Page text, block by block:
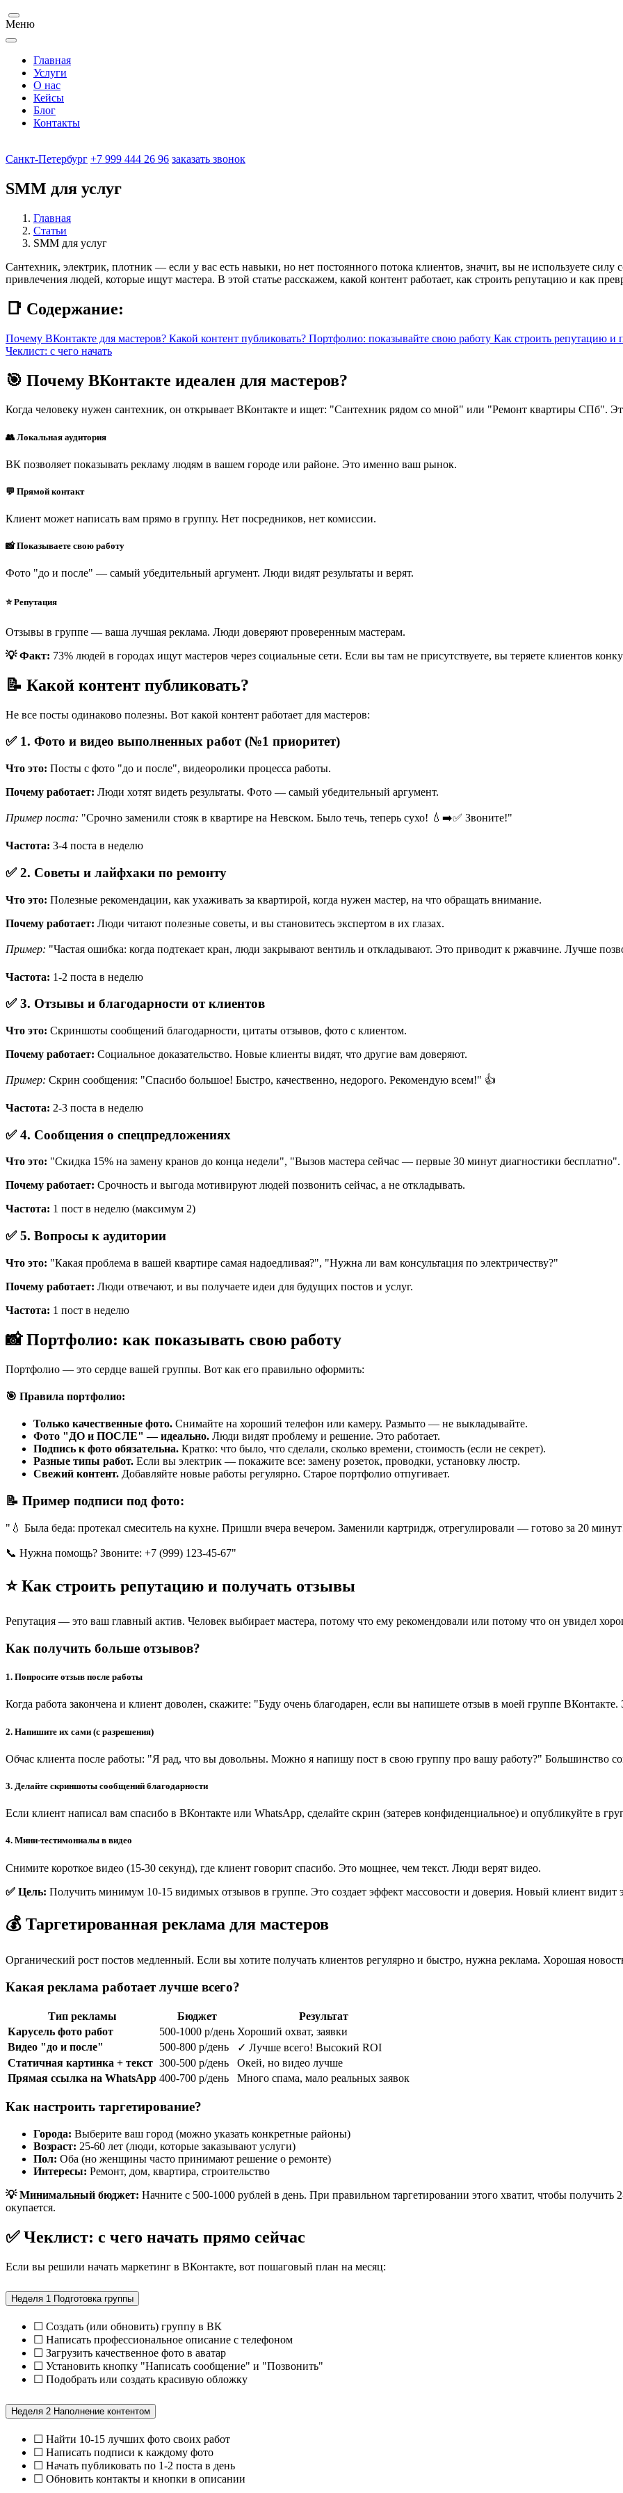
Меню
Главная
Услуги
О нас
Кейсы
Блог
Контакты
Санкт-Петербург +7 999 444 26 96 заказать звонок
SMM для услуг
Главная
Статьи
SMM для услуг
Сантехник, электрик, плотник — если у вас есть навыки, но нет постоянного потока клиентов, значит, вы не используете
привлечения людей, которые ищут мастера. В этой статье расскажем, какой контент работает, как строить репутацию и как
📑 Содержание:
Почему ВКонтакте для мастеров? Какой контент публиковать? Портфолио: показывайте свою работу Как строить репутацию и
Чеклист: с чего начать
🎯 Почему ВКонтакте идеален для мастеров?
Когда человеку нужен сантехник, он открывает ВКонтакте и ищет: "Сантехник рядом со мной" или "Ремонт квартиры СПб".
👥 Локальная аудитория
ВК позволяет показывать рекламу людям в вашем городе или районе. Это именно ваш рынок.
💬 Прямой контакт
Клиент может написать вам прямо в группу. Нет посредников, нет комиссии.
📸 Показываете свою работу
Фото "до и после" — самый убедительный аргумент. Люди видят результаты и верят.
⭐ Репутация
Отзывы в группе — ваша лучшая реклама. Люди доверяют проверенным мастерам.
💡 Факт: 73% людей в городах ищут мастеров через социальные сети. Если вы там не присутствуете, вы теряете клиентов
📝 Какой контент публиковать?
Не все посты одинаково полезны. Вот какой контент работает для мастеров:
✅ 1. Фото и видео выполненных работ (№1 приоритет)
Что это: Посты с фото "до и после", видеоролики процесса работы.
Почему работает: Люди хотят видеть результаты. Фото — самый убедительный аргумент.
Пример поста: "Срочно заменили стояк в квартире на Невском. Было течь, теперь сухо! 💧➡️✅ Звоните!"
Частота: 3-4 поста в неделю
✅ 2. Советы и лайфхаки по ремонту
Что это: Полезные рекомендации, как ухаживать за квартирой, когда нужен мастер, на что обращать внимание.
Почему работает: Люди читают полезные советы, и вы становитесь экспертом в их глазах.
Пример: "Частая ошибка: когда подтекает кран, люди закрывают вентиль и откладывают. Это приводит к ржавчине. Лучше
Частота: 1-2 поста в неделю
✅ 3. Отзывы и благодарности от клиентов
Что это: Скриншоты сообщений благодарности, цитаты отзывов, фото с клиентом.
Почему работает: Социальное доказательство. Новые клиенты видят, что другие вам доверяют.
Пример: Скрин сообщения: "Спасибо большое! Быстро, качественно, недорого. Рекомендую всем!" 👍
Частота: 2-3 поста в неделю
✅ 4. Сообщения о спецпредложениях
Что это: "Скидка 15% на замену кранов до конца недели", "Вызов мастера сейчас — первые 30 минут диагностики бесплатно".
Почему работает: Срочность и выгода мотивируют людей позвонить сейчас, а не откладывать.
Частота: 1 пост в неделю (максимум 2)
✅ 5. Вопросы к аудитории
Что это: "Какая проблема в вашей квартире самая надоедливая?", "Нужна ли вам консультация по электричеству?"
Почему работает: Люди отвечают, и вы получаете идеи для будущих постов и услуг.
Частота: 1 пост в неделю
📸 Портфолио: как показывать свою работу
Портфолио — это сердце вашей группы. Вот как его правильно оформить:
🎯 Правила портфолио:
Только качественные фото. Снимайте на хороший телефон или камеру. Размыто — не выкладывайте.
Фото "ДО и ПОСЛЕ" — идеально. Люди видят проблему и решение. Это работает.
Подпись к фото обязательна. Кратко: что было, что сделали, сколько времени, стоимость (если не секрет).
Разные типы работ. Если вы электрик — покажите все: замену розеток, проводки, установку люстр.
Свежий контент. Добавляйте новые работы регулярно. Старое портфолио отпугивает.
📝 Пример подписи под фото:
"💧 Была беда: протекал смеситель на кухне. Пришли вчера вечером. Заменили картридж, отрегулировали — готово за 20
📞 Нужна помощь? Звоните: +7 (999) 123-45-67"
⭐ Как строить репутацию и получать отзывы
Репутация — это ваш главный актив. Человек выбирает мастера, потому что ему рекомендовали или потому что он увидел
Как получить больше отзывов?
1. Попросите отзыв после работы
Когда работа закончена и клиент доволен, скажите: "Буду очень благодарен, если вы напишете отзыв в моей группе
2. Напишите их сами (с разрешения)
Обчас клиента после работы: "Я рад, что вы довольны. Можно я напишу пост в свою группу про вашу работу?" Большинство
3. Делайте скриншоты сообщений благодарности
Если клиент написал вам спасибо в ВКонтакте или WhatsApp, сделайте скрин (затерев конфиденциальное) и опубликуйте в
4. Мини-тестимониалы в видео
Снимите короткое видео (15-30 секунд), где клиент говорит спасибо. Это мощнее, чем текст. Люди верят видео.
✅ Цель: Получить минимум 10-15 видимых отзывов в группе. Это создает эффект массовости и доверия. Новый клиент видит
💰 Таргетированная реклама для мастеров
Органический рост постов медленный. Если вы хотите получать клиентов регулярно и быстро, нужна реклама. Хорошая
Какая реклама работает лучше всего?
Тип рекламы Бюджет
Результат
Карусель фото работ
500-1000 р/день Хороший охват, заявки
Видео "до и после"
500-800 р/день
✓ Лучше всего! Высокий ROI
Статичная картинка + текст 300-500 р/день
Окей, но видео лучше
Прямая ссылка на WhatsApp 400-700 р/день Много спама, мало реальных заявок
Как настроить таргетирование?
Города: Выберите ваш город (можно указать конкретные районы)
Возраст: 25-60 лет (люди, которые заказывают услуги)
Пол: Оба (но женщины часто принимают решение о ремонте)
Интересы: Ремонт, дом, квартира, строительство
💡 Минимальный бюджет: Начните с 500-1000 рублей в день. При правильном таргетировании этого хватит, чтобы получить
окупается.
✅ Чеклист: с чего начать прямо сейчас
Если вы решили начать маркетинг в ВКонтакте, вот пошаговый план на месяц:
Неделя 1 Подготовка группы
☐ Создать (или обновить) группу в ВК
☐ Написать профессиональное описание с телефоном
☐ Загрузить качественное фото в аватар
☐ Установить кнопку "Написать сообщение" и "Позвонить"
☐ Подобрать или создать красивую обложку
Неделя 2 Наполнение контентом
☐ Найти 10-15 лучших фото своих работ
☐ Написать подписи к каждому фото
☐ Начать публиковать по 1-2 поста в день
☐ Обновить контакты и кнопки в описании